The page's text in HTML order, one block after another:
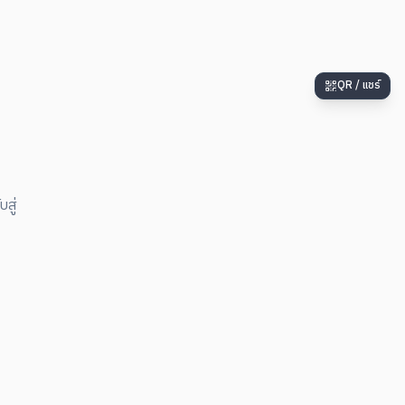
สู่
QR / แชร์